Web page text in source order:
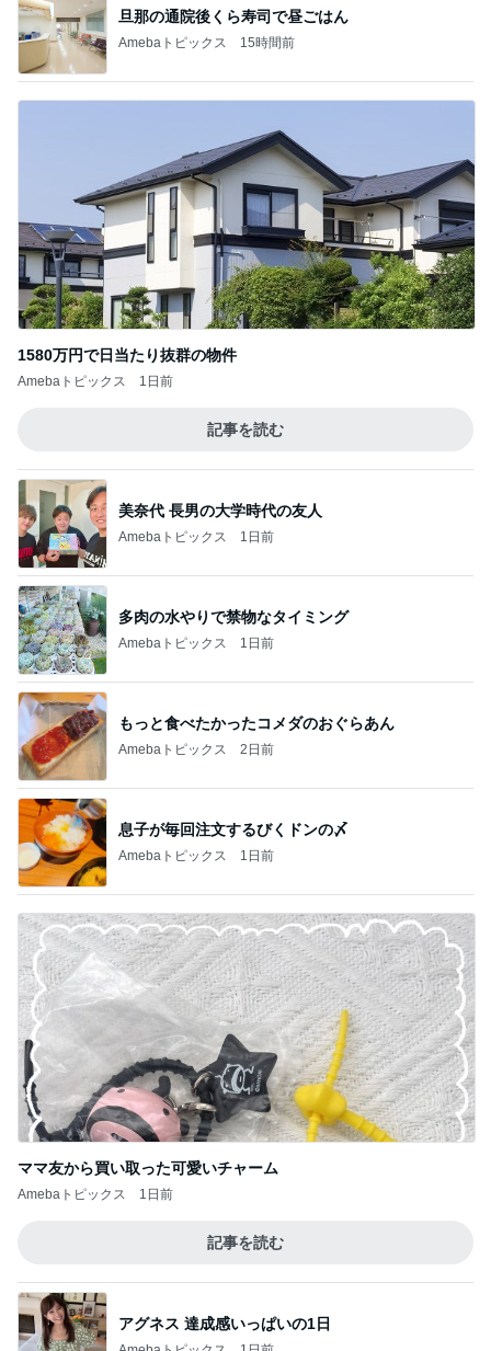
旦那の通院後くら寿司で昼ごはん
Amebaトピックス 15時間前
1580万円で日当たり抜群の物件
Amebaトピックス 1日前
記事を読む
美奈代 長男の大学時代の友人
Amebaトピックス 1日前
多肉の水やりで禁物なタイミング
Amebaトピックス 1日前
もっと食べたかったコメダのおぐらあん
Amebaトピックス 2日前
息子が毎回注文するびくドンの〆
Amebaトピックス 1日前
ママ友から買い取った可愛いチャーム
Amebaトピックス 1日前
記事を読む
アグネス 達成感いっぱいの1日